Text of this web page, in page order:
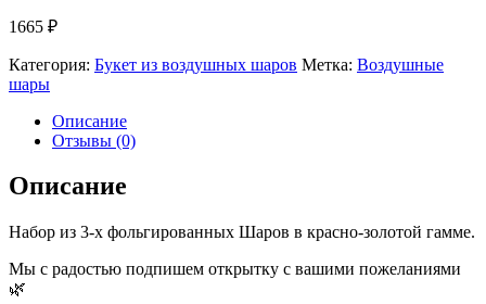
1665 ₽
Категория: Букет из воздушных шаров Метка: Воздушные
шары
Описание
Отзывы (0)
Описание
Набор из 3-х фольгированных Шаров в красно-золотой гамме.
Мы с радостью подпишем открытку с вашими пожеланиями
🌿